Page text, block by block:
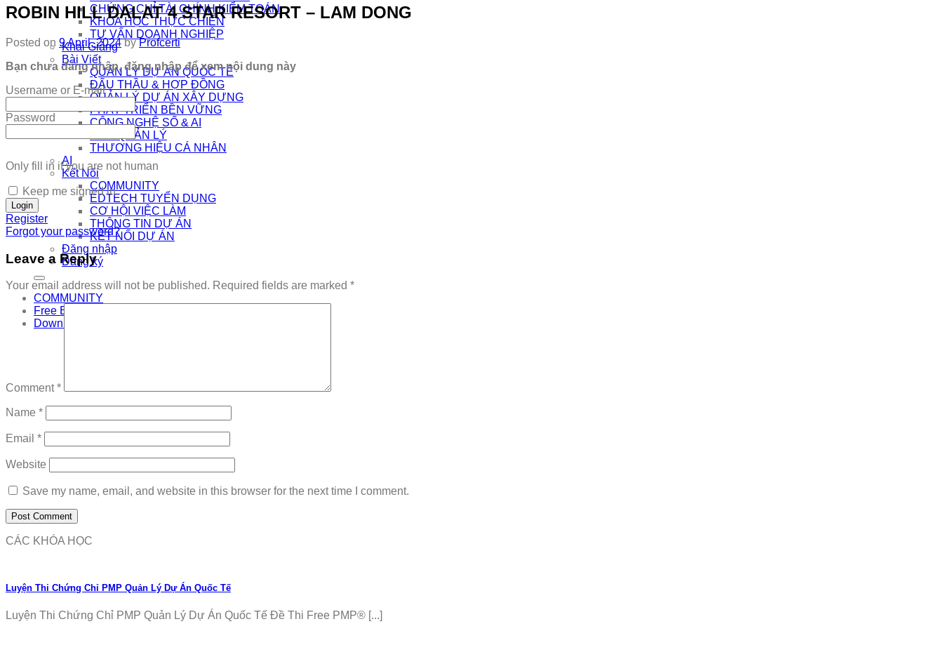
CHỨNG CHỈ TÀI CHÍNH KIỂM TOÁN
KHÓA HỌC THỰC CHIẾN
TƯ VẤN DOANH NGHIỆP
Khai Giảng
Bài Viết
QUẢN LÝ DỰ ÁN QUỐC TẾ
ĐẤU THẦU & HỢP ĐỒNG
QUẢN LÝ DỰ ÁN XÂY DỰNG
PHÁT TRIỂN BỀN VỮNG
CÔNG NGHỆ SỐ & AI
NHÀ QUẢN LÝ
THƯƠNG HIỆU CÁ NHÂN
AI
Kết Nối
COMMUNITY
EDTECH TUYỂN DỤNG
CƠ HỘI VIỆC LÀM
THÔNG TIN DỰ ÁN
KẾT NỐI DỰ ÁN
Đăng nhập
Đăng ký
COMMUNITY
Free Exam
Download
ROBIN HILL DALAT 4 STAR RESORT – LAM DONG
Posted on 9 April, 2024 byProfcerti
Bạn chưa đăng nhập, đăng nhập để xem nội dung này
Username or E-mail
Password
Only fill in if you are not human
Keep me signed in
Register
Forgot your password?
Leave a Reply
Your email address will not be published. Required fields are marked *
Comment*
Name *
Email *
Website
Save my name, email, and website in this browser for the next time I comment.
CÁC KHÓA HỌC
Luyện Thi Chứng Chỉ PMP Quản Lý Dự Án Quốc Tế
Luyện Thi Chứng Chỉ PMP Quản Lý Dự Án Quốc Tế Đề Thi Free PMP® [...]